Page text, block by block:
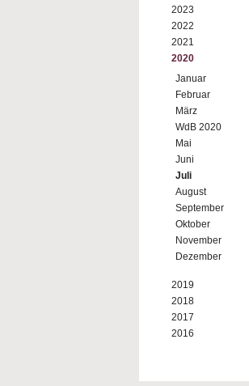
2023
2022
2021
2020
Januar
Februar
März
WdB 2020
Mai
Juni
Juli
August
September
Oktober
November
Dezember
2019
2018
2017
2016